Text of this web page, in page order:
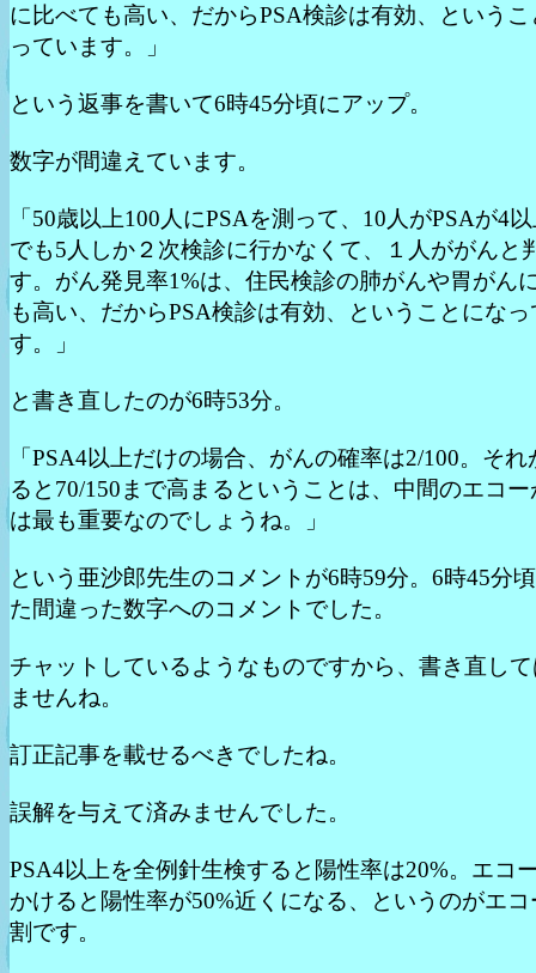
に比べても高い、だからPSA検診は有効、というこ
っています。」
という返事を書いて6時45分頃にアップ。
数字が間違えています。
「50歳以上100人にPSAを測って、10人がPSAが4
でも5人しか２次検診に行かなくて、１人ががんと
す。がん発見率1%は、住民検診の肺がんや胃がん
も高い、だからPSA検診は有効、ということにな
す。」
と書き直したのが6時53分。
「PSA4以上だけの場合、がんの確率は2/100。そ
ると70/150まで高まるということは、中間のエコ
は最も重要なのでしょうね。」
という亜沙郎先生のコメントが6時59分。6時45分
た間違った数字へのコメントでした。
チャットしているようなものですから、書き直し
ませんね。
訂正記事を載せるべきでしたね。
誤解を与えて済みませんでした。
PSA4以上を全例針生検すると陽性率は20%。エコ
かけると陽性率が50%近くになる、というのがエコ
割です。